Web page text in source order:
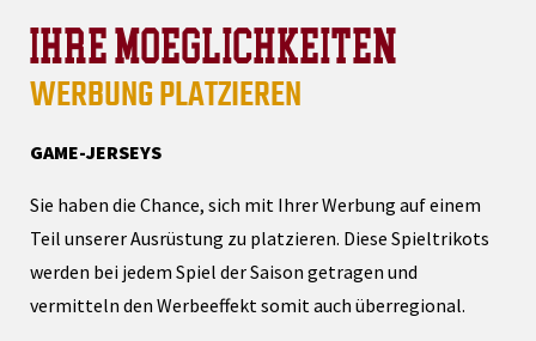
IHRE MOEGLICHKEITEN
WERBUNG PLATZIEREN
GAME-JERSEYS
Sie haben die Chance, sich mit Ihrer Werbung auf einem
Teil unserer Ausrüstung zu platzieren. Diese Spieltrikots
werden bei jedem Spiel der Saison getragen und
vermitteln den Werbeeffekt somit auch überregional.